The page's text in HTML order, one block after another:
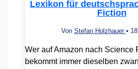
Lexikon für
Fiction
Von Stefan Holzhauer •
Wer auf Amazon nach Science
bekommt immer dieselben